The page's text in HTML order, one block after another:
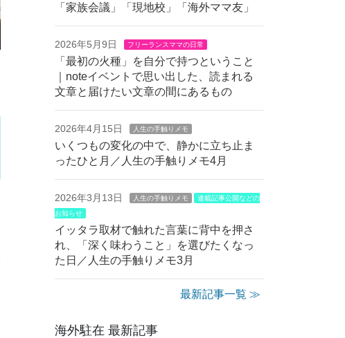
「家族会議」「現地校」「海外ママ友」
2026年5月9日 フリーランスママの日常
「最初の火種」を自分で持つということ
｜noteイベントで思い出した、読まれる
文章と届けたい文章の間にあるもの
2026年4月15日 人生の手触りメモ
いくつもの変化の中で、静かに立ち止ま
ったひと月／人生の手触りメモ4月
2026年3月13日 人生の手触りメモ
連載記事公開などの
お知らせ
イッタラ取材で触れた言葉に背中を押さ
れ、「深く味わうこと」を選びたくなっ
た日／人生の手触りメモ3月
最新記事一覧 ≫
海外駐在 最新記事